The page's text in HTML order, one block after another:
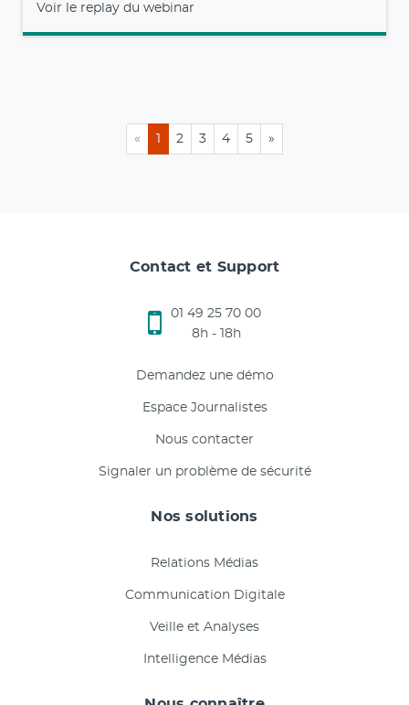
Voir le replay du webinar
« 1 2 3 4 5 »
Contact et Support
01 49 25 70 00
8h - 18h
Demandez une démo
Espace Journalistes
Nous contacter
Signaler un problème de sécurité
Nos solutions
Relations Médias
Communication Digitale
Veille et Analyses
Intelligence Médias